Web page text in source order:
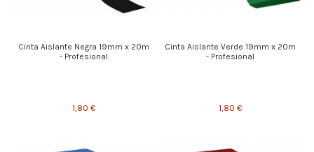
Cinta Aislante Negra 19mm x 20m
- Profesional
1,80 €
Cinta Aislante Verde 19mm x 20m
- Profesional
1,80 €